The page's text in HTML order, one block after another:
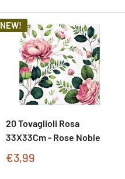
NEW!
20 Tovaglioli Rosa
33X33Cm - Rose Noble
Prezzo
€3,99